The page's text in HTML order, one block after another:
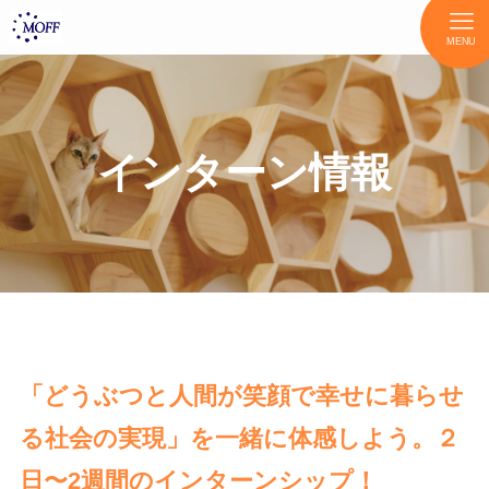
MENU
インターン情報
「どうぶつと人間が笑顔で幸せに暮らせ
る社会の実現」を一緒に体感しよう。２
日〜2週間のインターンシップ！